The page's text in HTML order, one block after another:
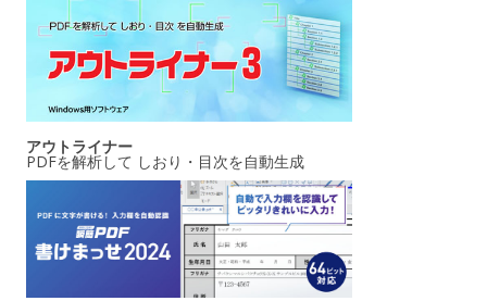
アウトライナー
PDFを解析して しおり・目次を自動生成